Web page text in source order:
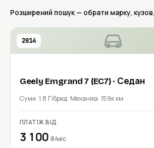
Розширений пошук — обрати марку, кузов,
2014
Geely Emgrand 7 (EC7)· Седан
Суми 1.8 Гібрид Механіка 159к км
ПЛАТІЖ ВІД
3 100₴/міс